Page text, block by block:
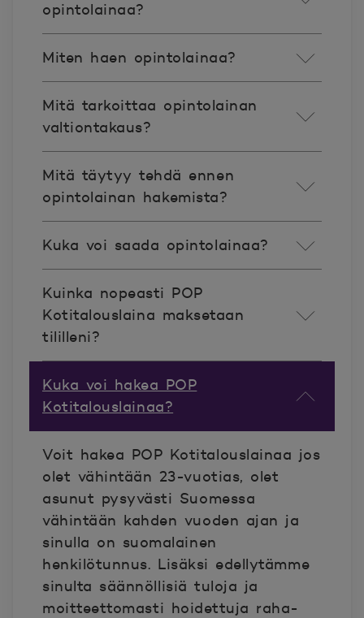
opintolainaa?
Miten haen opintolainaa?
Mitä tarkoittaa opintolainan
valtiontakaus?
Mitä täytyy tehdä ennen
opintolainan hakemista?
Kuka voi saada opintolainaa?
Kuinka nopeasti POP
Kotitalouslaina maksetaan
tililleni?
Kuka voi hakea POP
Kotitalouslainaa?
Voit hakea POP Kotitalouslainaa jos
olet vähintään 23-vuotias, olet
asunut pysyvästi Suomessa
vähintään kahden vuoden ajan ja
sinulla on suomalainen
henkilötunnus. Lisäksi edellytämme
sinulta säännöllisiä tuloja ja
moitteettomasti hoidettuja raha-